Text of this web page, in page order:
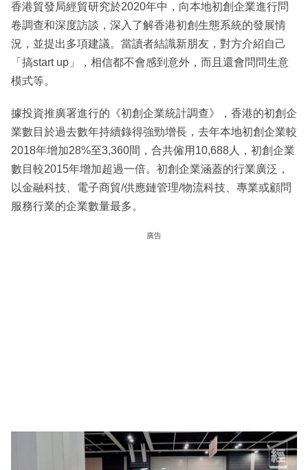
香港貿發局經貿研究於2020年中，向本地初創企業進行問
卷調查和深度訪談，深入了解香港初創生態系統的發展情
況，並提出多項建議。當讀者結識新朋友，對方介紹自己
「搞start up」，相信都不會感到意外，而且還會問問生意
模式等。
據投資推廣署進行的《初創企業統計調查》，香港的初創企
業數目於過去數年持續錄得強勁增長，去年本地初創企業較
2018年增加28%至3,360間，合共僱用10,688人，初創企業
數目較2015年增加超過一倍。初創企業涵蓋的行業廣泛，
以金融科技、電子商貿/供應鏈管理/物流科技、專業或顧問
服務行業的企業數量最多。
廣告